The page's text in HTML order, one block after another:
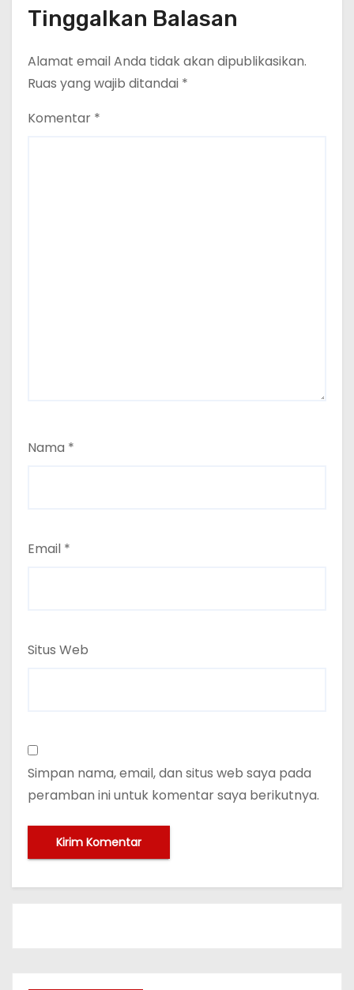
Tinggalkan Balasan
Alamat email Anda tidak akan dipublikasikan.
Ruas yang wajib ditandai *
Komentar *
Nama *
Email *
Situs Web
Simpan nama, email, dan situs web saya pada
peramban ini untuk komentar saya berikutnya.